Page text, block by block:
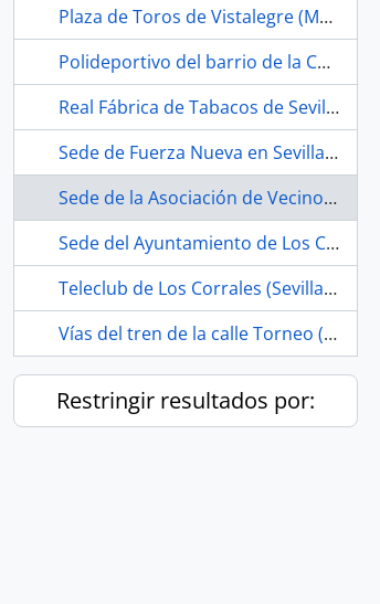
Plaza de Toros de Vistalegre (Madrid, España)
Polideportivo del barrio de la Concepción (Madrid, España)
Real Fábrica de Tabacos de Sevilla (España, 1978-)
Sede de Fuerza Nueva en Sevilla (España, -1979)
Sede de la Asociación de Vecinos Estrella Andaluza (La Bachillera, Sevilla, España, 1979-)
Sede del Ayuntamiento de Los Corrales (Sevilla, España)
Teleclub de Los Corrales (Sevilla, España, 1968-ca.1975)
Vías del tren de la calle Torneo (Sevilla, España, ca.1856 -1990)
Restringir resultados por: